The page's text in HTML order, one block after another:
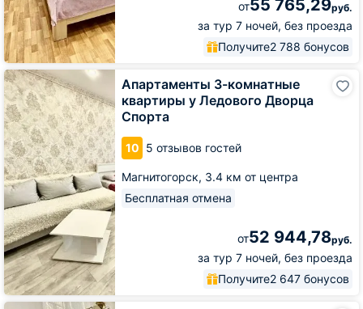
от55 765,29руб.
за тур 7 ночей, без проезда
Получите2 788 бонусов
Апартаменты 3-комнатные
квартиры у Ледового Дворца
Спорта
10 5 отзывов гостей
Магнитогорск, 3.4 км от центра
Бесплатная отмена
от52 944,78руб.
за тур 7 ночей, без проезда
Получите2 647 бонусов
Апартаменты
3-
комнатные
квартиры
у
Ледового
Дворца
Спорта